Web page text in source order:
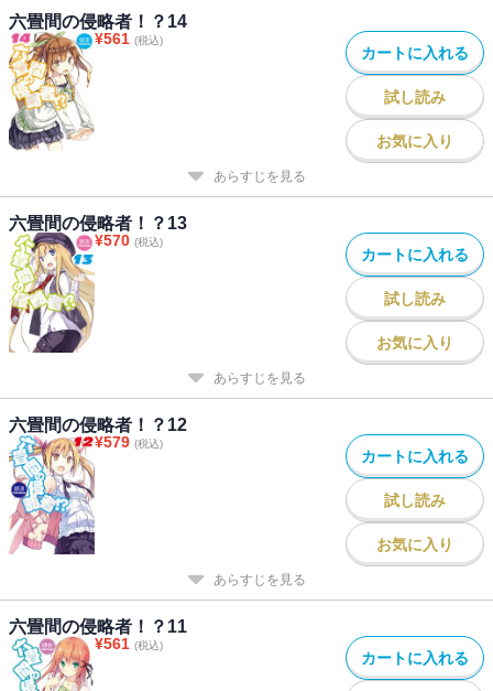
六畳間の侵略者！？14
¥561 (税込)
カートに入れる
試し読み
お気に入り
あらすじを見る
六畳間の侵略者！？13
¥570 (税込)
カートに入れる
試し読み
お気に入り
あらすじを見る
六畳間の侵略者！？12
¥579 (税込)
カートに入れる
試し読み
お気に入り
あらすじを見る
六畳間の侵略者！？11
¥561 (税込)
カートに入れる